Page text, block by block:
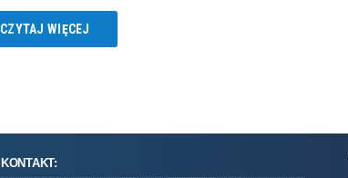
CZYTAJ WIĘCEJ
KONTAKT: